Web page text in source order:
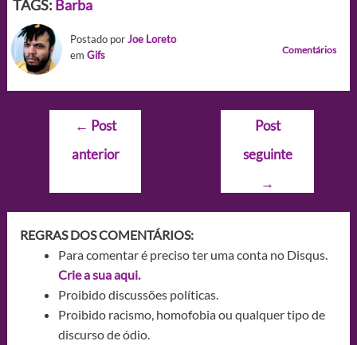
TAGS: Barba
Postado porJoe Loreto
em Gifs Comentários
Navegação
Post
← Post
anterior
Post
seguinte
→
REGRAS DOS COMENTÁRIOS:
Para comentar é preciso ter uma conta no Disqus.
Crie a sua aqui.
Proibido discussões políticas.
Proibido racismo, homofobia ou qualquer tipo de
discurso de ódio.